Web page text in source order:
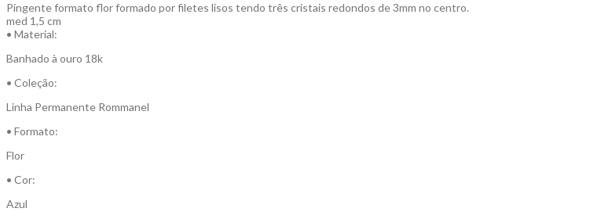
Pingente formato flor formado por filetes lisos tendo três cristais redondos de 3mm no centro.
med 1,5 cm
• Material:
Banhado à ouro 18k
• Coleção:
Linha Permanente Rommanel
• Formato:
Flor
• Cor:
Azul